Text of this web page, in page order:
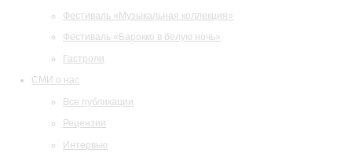
Фестиваль «Музыкальная коллекция»
Фестиваль «Барокко в белую ночь»
Гастроли
СМИ о нас
Все публикации
Рецензии
Интервью